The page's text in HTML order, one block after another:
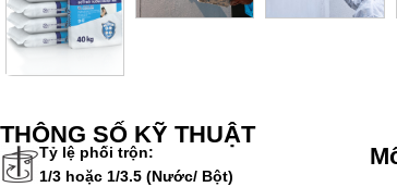
THÔNG SỐ KỸ THUẬT
Tỷ lệ phối trộn:
1/3 hoặc 1/3.5 (Nước/ Bột)